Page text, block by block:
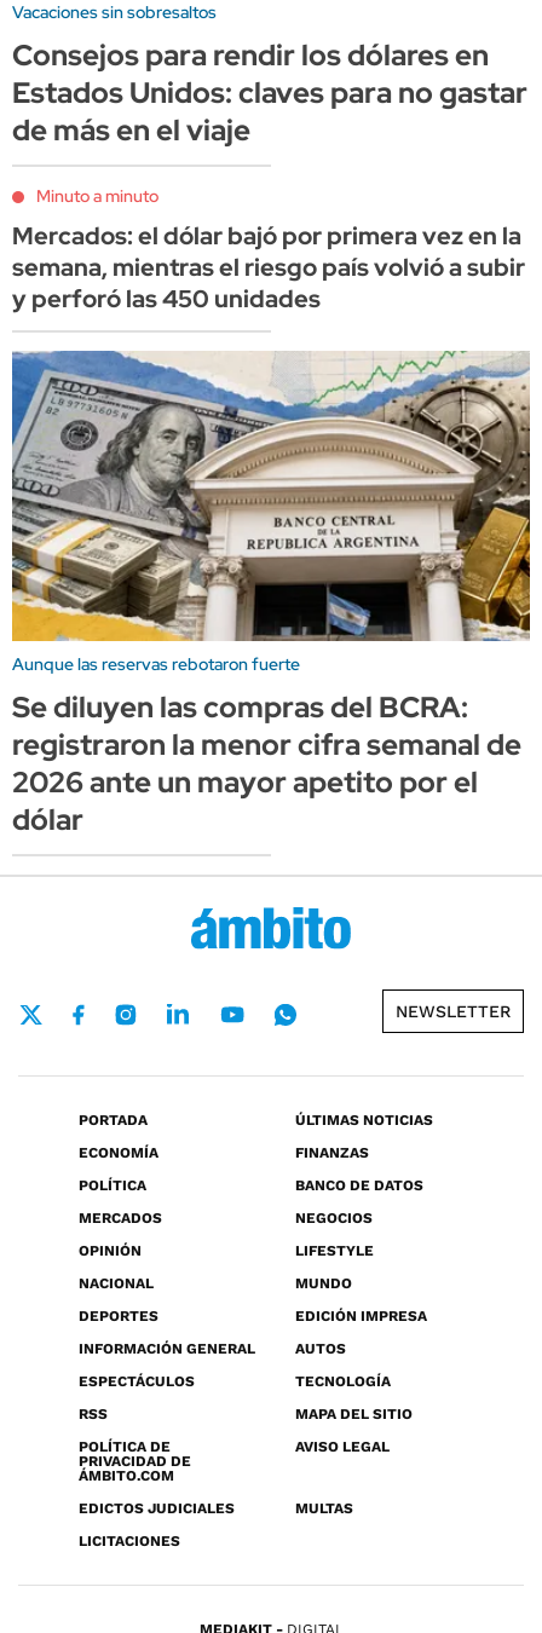
Vacaciones sin sobresaltos
Consejos para rendir los dólares en
Estados Unidos: claves para no gastar
de más en el viaje
Minuto a minuto
Mercados: el dólar bajó por primera vez en la
semana, mientras el riesgo país volvió a subir
y perforó las 450 unidades
Aunque las reservas rebotaron fuerte
Se diluyen las compras del BCRA:
registraron la menor cifra semanal de
2026 ante un mayor apetito por el
dólar
NEWSLETTER
PORTADA
ÚLTIMAS NOTICIAS
ECONOMÍA
FINANZAS
POLÍTICA
BANCO DE DATOS
MERCADOS
NEGOCIOS
OPINIÓN
LIFESTYLE
NACIONAL
MUNDO
DEPORTES
EDICIÓN IMPRESA
INFORMACIÓN GENERAL
AUTOS
ESPECTÁCULOS
TECNOLOGÍA
RSS
MAPA DEL SITIO
POLÍTICA DE
PRIVACIDAD DE
ÁMBITO.COM
AVISO LEGAL
EDICTOS JUDICIALES
MULTAS
LICITACIONES